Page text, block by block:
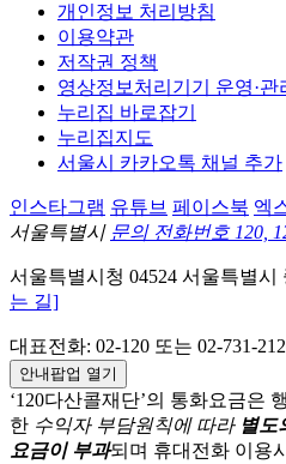
개인정보 처리방침
이용약관
저작권 정책
영상정보처리기기 운영·관
누리집 바로잡기
누리집지도
서울시 카카오톡 채널 추가
인스타그램 유튜브 페이스북 엑
서울특별시 문의 전화번호 120,
서울특별시청 04524 서울특별시
는 길]
대표전화: 02-120 또는 02-731-
안내팝업 열기
‘120다산콜재단’의 통화요금은
한 수익자 부담원칙에 따라 별도
요금이 부과되며 휴대전화 이용